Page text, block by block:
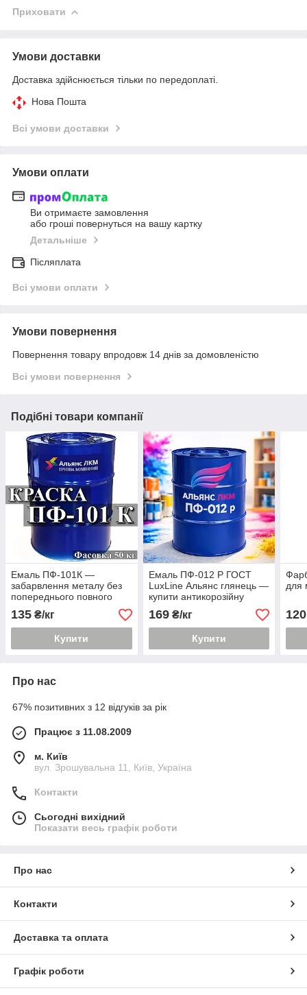
Приховати
Умови доставки
Доставка здійснюється тільки по передоплаті.
Нова Пошта
Всі умови доставки
Умови оплати
Ви отримаєте замовлення
або гроші повернуться на вашу картку
Детальніше
Післяплата
Всі умови оплати
Умови повернення
Повернення товару впродовж 14 днів за домовленістю
Всі умови повернення
Подібні товари компанії
Емаль ПФ-101К —
забарвлення металу без
попереднього повного
грунтування.
135 ₴/кг
Купити
Емаль ПФ-012 Р ГОСТ
LuxLine Альянс глянець —
купити антикорозійну
169₴/кг
Купити
для
120
Про нас
67% позитивних з 12 відгуків за рік
Працює з 11.08.2009
м. Київ
вул. Зрошувальна 11, Київ, Україна
Контакти
Сьогодні вихідний
Показати весь графік роботи
Про нас
Контакти
Доставка та оплата
Графік роботи